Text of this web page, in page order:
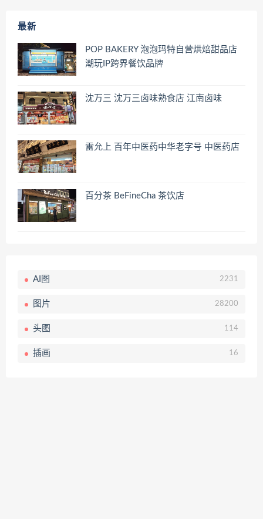
最新
POP BAKERY 泡泡玛特自营烘焙甜品店
潮玩IP跨界餐饮品牌
沈万三 沈万三卤味熟食店 江南卤味
雷允上 百年中医药中华老字号 中医药店
百分茶 BeFineCha 茶饮店
AI图 2231
图片 28200
头图 114
插画 16